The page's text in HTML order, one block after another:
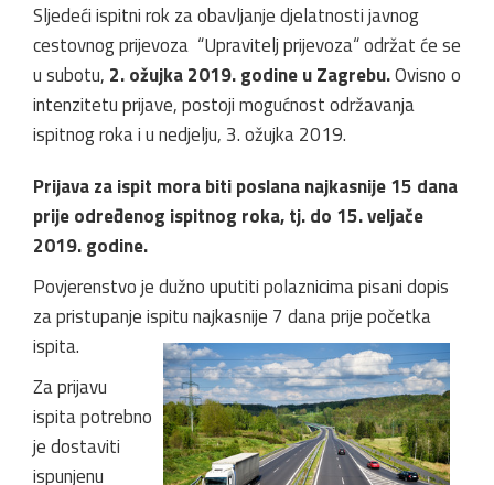
Sljedeći ispitni rok za obavljanje djelatnosti javnog
cestovnog prijevoza “Upravitelj prijevoza“ održat će se
u subotu, 2. ožujka 2019. godine u Zagrebu.Ovisno o
intenzitetu prijave, postoji mogućnost održavanja
ispitnog roka i u nedjelju, 3. ožujka 2019.
Prijava za ispit mora biti poslana najkasnije 15 dana
prije određenog ispitnog roka, tj. do 15. veljače
2019. godine.
Povjerenstvo je dužno uputiti polaznicima pisani dopis
za pristupanje ispitu najkasnije 7 dana prije početka
ispita.
Za prijavu
ispita potrebno
je dostaviti
ispunjenu